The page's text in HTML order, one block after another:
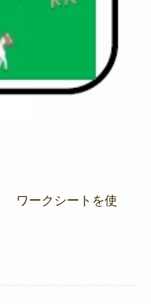
ワークシートを使